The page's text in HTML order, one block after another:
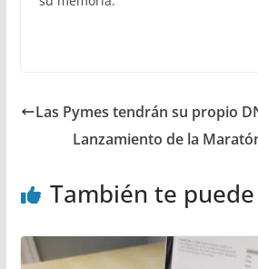
Las Pymes tendrán su propio
Lanzamiento de la
También te